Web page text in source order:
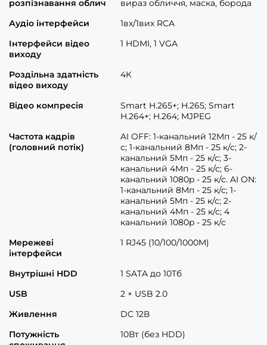
розпізнавання облич
вираз обличчя, маска, борода
Аудіо інтерфейси
1вх/1вих RCA
Інтерфейси відео
виходу
1 HDMI, 1 VGA
Роздільна здатність
відео виходу
4К
Відео компресія
Smart H.265+; H.265; Smart
H.264+; H.264; MJPEG
Частота кадрів
(головний потік)
AI OFF: 1-канальний 12Mп - 25 к/
с; 1-канальний 8Мп - 25 к/с; 2-
канальний 5Mп - 25 к/с; 3-
канальний 4Мп - 25 к/с; 6-
канальний 1080p - 25 к/с. AI ON:
1-канальний 8Mп - 25 к/с; 1-
канальний 5Mп - 25 к/с; 2-
канальний 4Mп - 25 к/с; 4
канальний 1080p - 25 к/с
Мережеві
інтерфейси
1 RJ45 (10/100/1000M)
Внутрішні HDD
1 SATA до 10Тб
USB
2 × USB 2.0
Живлення
DC 12В
Потужність
10Вт (без HDD)